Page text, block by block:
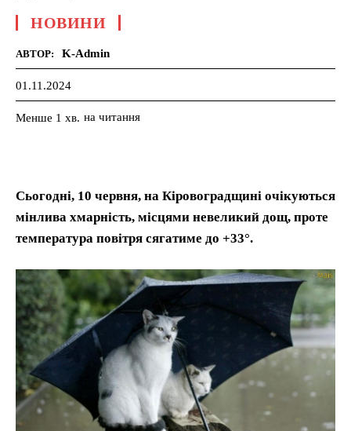
НОВИНИ
АВТОР: K-Admin
01.11.2024
Менше 1 хв. на читання
Сьогодні, 10 червня, на Кіровоградщині очікуються
мінлива хмарність, місцями невеликий дощ, проте
температура повітря сягатиме до +33°.